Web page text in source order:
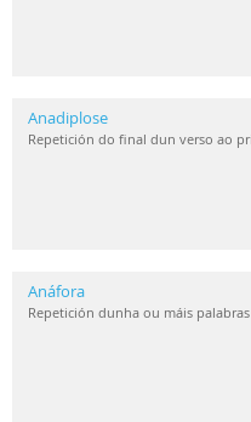
Anadiplose
Repetición do final dun verso ao
Anáfora
Repetición dunha ou máis